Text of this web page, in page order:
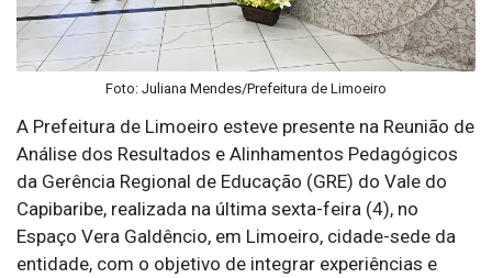
Foto: Juliana Mendes/Prefeitura de Limoeiro
A Prefeitura de Limoeiro esteve presente na Reunião de
Análise dos Resultados e Alinhamentos Pedagógicos
da Gerência Regional de Educação (GRE) do Vale do
Capibaribe, realizada na última sexta-feira (4), no
Espaço Vera Galdêncio, em Limoeiro, cidade-sede da
entidade, com o objetivo de integrar experiências e